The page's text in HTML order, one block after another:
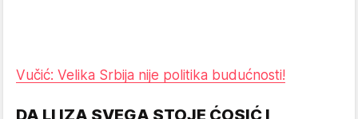
Vučić: Velika Srbija nije politika budućnosti!
DA LI IZA SVEGA STOJE ĆOSIĆ I